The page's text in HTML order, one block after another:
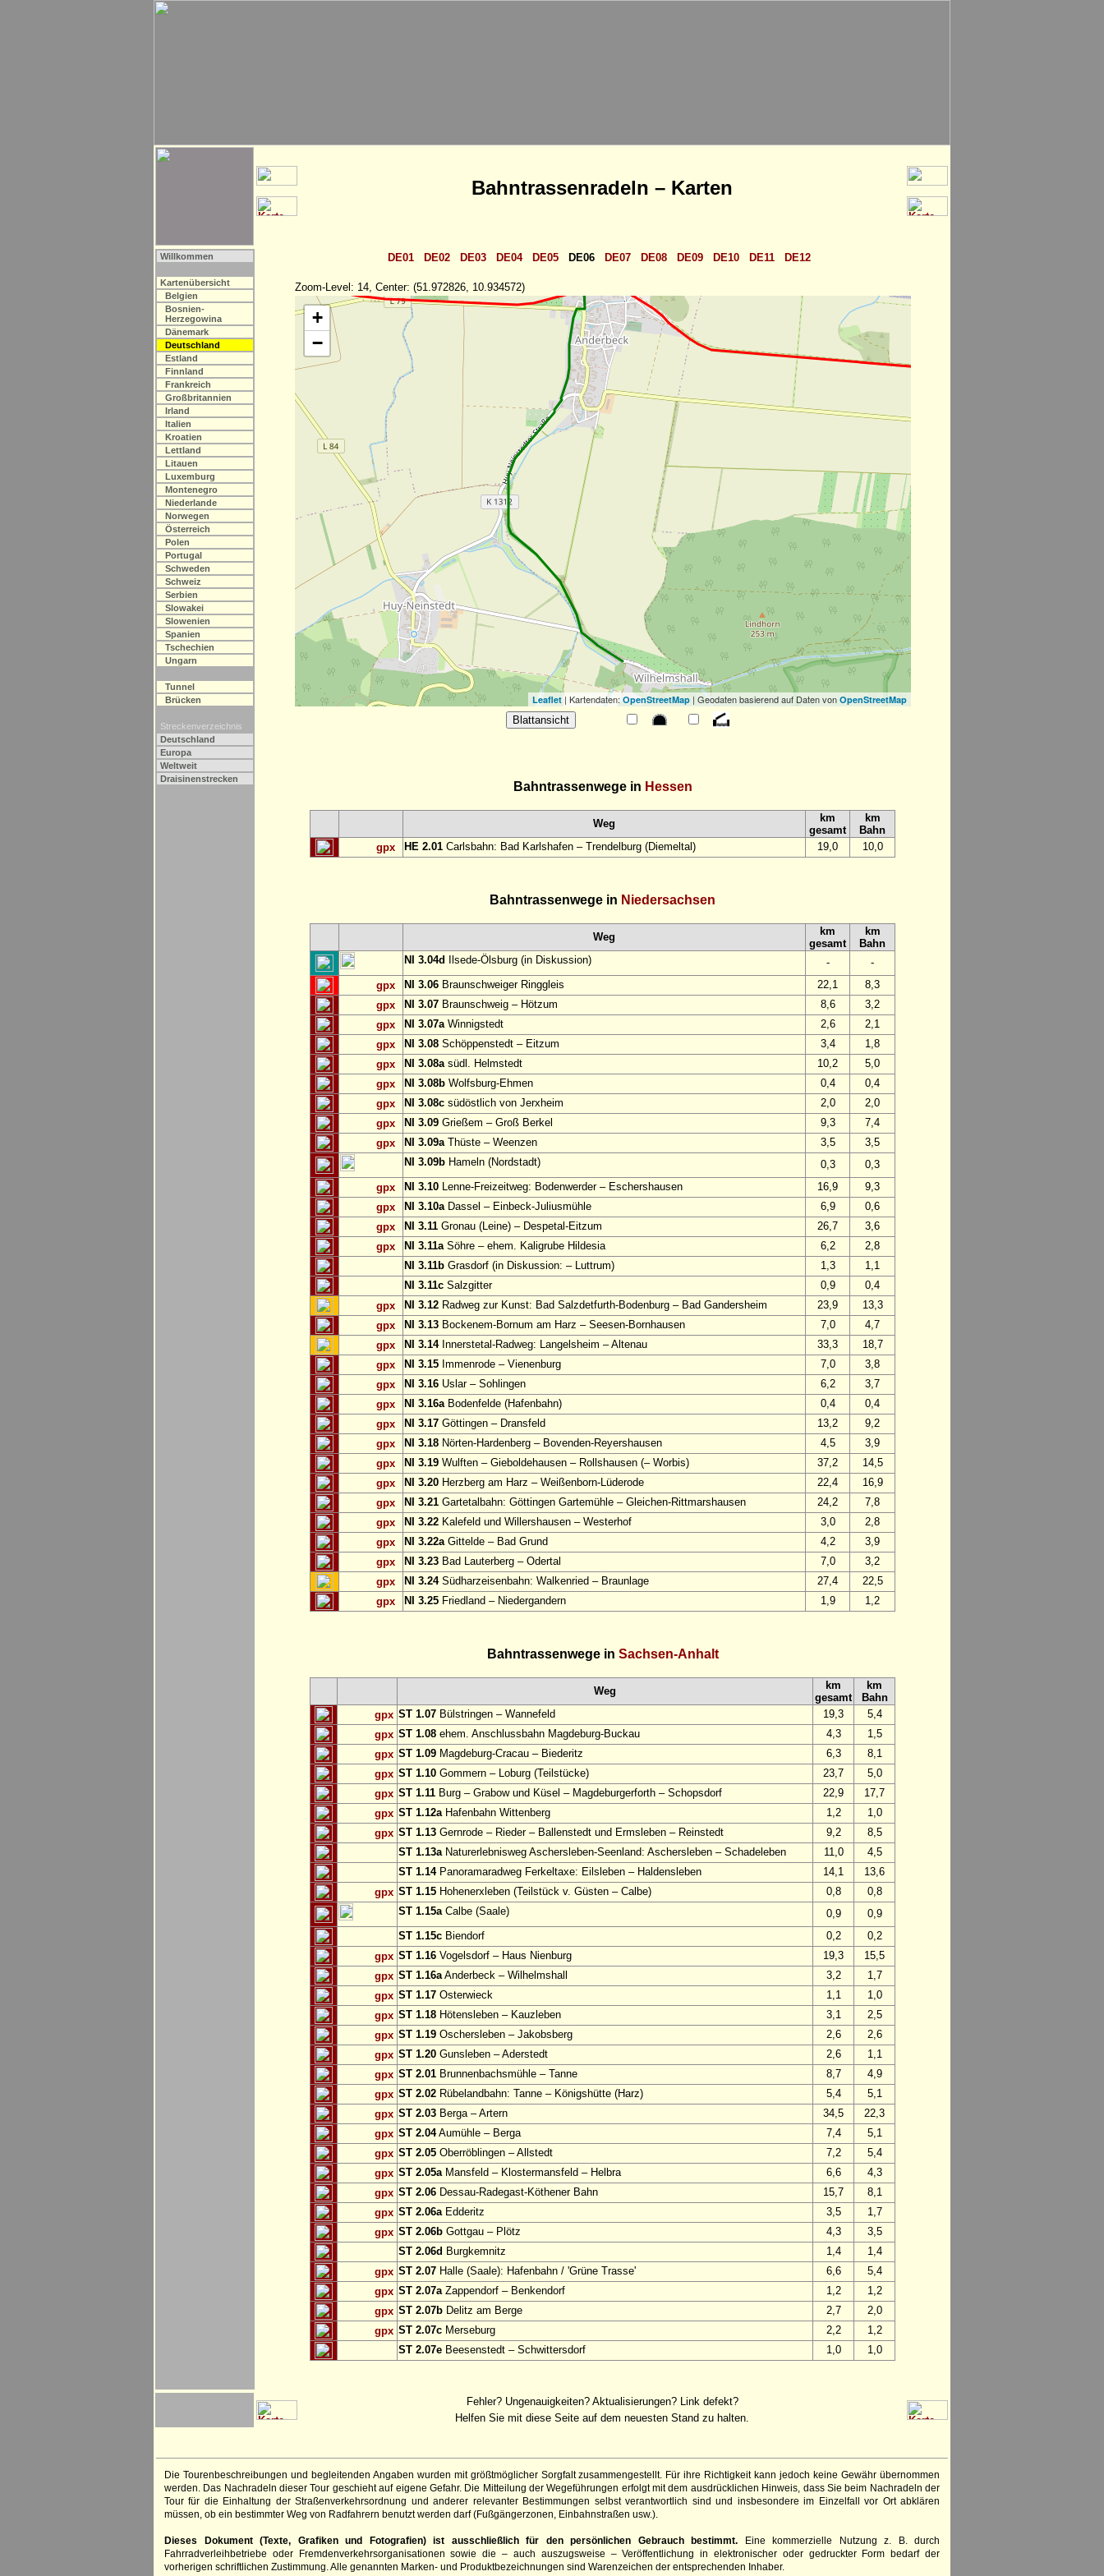
Bahntrassenradeln – Karten
Willkommen
Kartenübersicht
Belgien
Bosnien-
Herzegowina
Dänemark
Deutschland
Estland
Finnland
Frankreich
Großbritannien
Irland
Italien
Kroatien
Lettland
Litauen
Luxemburg
Montenegro
Niederlande
Norwegen
Österreich
Polen
Portugal
Schweden
Schweiz
Serbien
Slowakei
Slowenien
Spanien
Tschechien
Ungarn
Tunnel
Brücken
Streckenverzeichnis
Deutschland
Europa
Weltweit
Draisinenstrecken
DE01 DE02 DE03 DE04 DE05 DE06 DE07 DE08 DE09 DE10 DE11 DE12
Zoom-Level: 14, Center: (51.972826, 10.934572)
+
−
Leaflet| Kartendaten: OpenStreetMap| Geodaten basierend auf Daten von OpenStreetMap
Bahntrassenwege in Hessen
Weg
km
gesamt
km
Bahn
gpx
HE 2.01 Carlsbahn: Bad Karlshafen – Trendelburg (Diemeltal) 19,0 10,0
Bahntrassenwege in Niedersachsen
Weg
km
gesamt
km
Bahn
NI 3.04d
Ilsede-Ölsburg (in Diskussion) -
-
gpx
NI 3.06 Braunschweiger Ringgleis 22,1
8,3
gpx
NI 3.07 Braunschweig – Hötzum 8,6
3,2
gpx
NI 3.07aWinnigstedt 2,6
2,1
gpx
NI 3.08 Schöppenstedt – Eitzum 3,4
1,8
gpx
NI 3.08asüdl. Helmstedt 10,2
5,0
gpx
NI 3.08b Wolfsburg-Ehmen 0,4
0,4
gpx
NI 3.08c südöstlich von Jerxheim 2,0
2,0
gpx
NI 3.09 Grießem – Groß Berkel 9,3
7,4
gpx
NI 3.09aThüste – Weenzen 3,5
3,5
NI 3.09b Hameln (Nordstadt) 0,3
0,3
gpx
NI 3.10 Lenne-Freizeitweg: Bodenwerder – Eschershausen 16,9
9,3
gpx
NI 3.10aDassel – Einbeck-Juliusmühle 6,9
0,6
gpx
NI 3.11 Gronau (Leine) – Despetal-Eitzum 26,7
3,6
gpx
NI 3.11aSöhre – ehem. Kaligrube Hildesia 6,2
2,8
NI 3.11b Grasdorf (in Diskussion: – Luttrum) 1,3
1,1
NI 3.11c Salzgitter 0,9
0,4
gpx
NI 3.12 Radweg zur Kunst: Bad Salzdetfurth-Bodenburg – Bad Gandersheim 23,9
13,3
gpx
NI 3.13 Bockenem-Bornum am Harz – Seesen-Bornhausen 7,0
4,7
gpx
NI 3.14Innerstetal-Radweg: Langelsheim – Altenau 33,3
18,7
gpx
NI 3.15 Immenrode – Vienenburg 7,0
3,8
gpx
NI 3.16 Uslar – Sohlingen 6,2
3,7
gpx
NI 3.16aBodenfelde (Hafenbahn) 0,4
0,4
gpx
NI 3.17 Göttingen – Dransfeld 13,2
9,2
gpx
NI 3.18 Nörten-Hardenberg – Bovenden-Reyershausen 4,5
3,9
gpx
NI 3.19 Wulften – Gieboldehausen – Rollshausen (– Worbis) 37,2
14,5
gpx
NI 3.20 Herzberg am Harz – Weißenborn-Lüderode 22,4
16,9
gpx
NI 3.21 Gartetalbahn: Göttingen Gartemühle – Gleichen-Rittmarshausen 24,2
7,8
gpx
NI 3.22 Kalefeld und Willershausen – Westerhof 3,0
2,8
gpx
NI 3.22aGittelde – Bad Grund 4,2
3,9
gpx
NI 3.23 Bad Lauterberg – Odertal 7,0
3,2
gpx
NI 3.24Südharzeisenbahn: Walkenried – Braunlage 27,4
22,5
gpx
NI 3.25 Friedland – Niedergandern 1,9 1,2
Bahntrassenwege in Sachsen-Anhalt
Weg
km
gesamt
km
Bahn
gpx ST 1.07 Bülstringen – Wannefeld 19,3
5,4
gpx ST 1.08 ehem. Anschlussbahn Magdeburg-Buckau 4,3
1,5
gpx ST 1.09 Magdeburg-Cracau – Biederitz 6,3
8,1
gpx ST 1.10 Gommern – Loburg (Teilstücke) 23,7
5,0
gpx ST 1.11 Burg – Grabow und Küsel – Magdeburgerforth – Schopsdorf 22,9
17,7
gpx ST 1.12aHafenbahn Wittenberg 1,2
1,0
gpx ST 1.13 Gernrode – Rieder – Ballenstedt und Ermsleben – Reinstedt 9,2
8,5
ST 1.13aNaturerlebnisweg Aschersleben-Seenland: Aschersleben – Schadeleben 11,0
4,5
ST 1.14Panoramaradweg Ferkeltaxe: Eilsleben – Haldensleben 14,1
13,6
gpx ST 1.15 Hohenerxleben (Teilstück v. Güsten – Calbe) 0,8
0,8
ST 1.15aCalbe (Saale) 0,9
0,9
ST 1.15c Biendorf 0,2
0,2
gpx ST 1.16 Vogelsdorf – Haus Nienburg 19,3
15,5
gpx ST 1.16aAnderbeck – Wilhelmshall 3,2
1,7
gpx ST 1.17 Osterwieck 1,1
1,0
gpx ST 1.18 Hötensleben – Kauzleben 3,1
2,5
gpx ST 1.19 Oschersleben – Jakobsberg 2,6
2,6
gpx ST 1.20 Gunsleben – Aderstedt 2,6
1,1
gpx ST 2.01 Brunnenbachsmühle – Tanne 8,7
4,9
gpx ST 2.02 Rübelandbahn: Tanne – Königshütte (Harz) 5,4
5,1
gpx ST 2.03 Berga – Artern 34,5
22,3
gpx ST 2.04Aumühle – Berga 7,4
5,1
gpx ST 2.05 Oberröblingen – Allstedt 7,2
5,4
gpx ST 2.05aMansfeld – Klostermansfeld – Helbra 6,6
4,3
gpx ST 2.06 Dessau-Radegast-Köthener Bahn 15,7
8,1
gpx ST 2.06aEdderitz 3,5
1,7
gpx ST 2.06b Gottgau – Plötz 4,3
3,5
ST 2.06d Burgkemnitz 1,4
1,4
gpx ST 2.07 Halle (Saale): Hafenbahn / 'Grüne Trasse' 6,6
5,4
gpx ST 2.07aZappendorf – Benkendorf 1,2
1,2
gpx ST 2.07b Delitz am Berge 2,7
2,0
gpx ST 2.07c Merseburg 2,2
1,2
ST 2.07e Beesenstedt – Schwittersdorf 1,0 1,0
Fehler? Ungenauigkeiten? Aktualisierungen? Link defekt?
Helfen Sie mit diese Seite auf dem neuesten Stand zu halten.
Die Tourenbeschreibungen und begleitenden Angaben wurden mit größtmöglicher Sorgfalt zusammengestellt. Für ihre Richtigkeit kann jedoch keine Gewähr übernommen
werden. Das Nachradeln dieser Tour geschieht auf eigene Gefahr. Die Mitteilung der Wegeführungen erfolgt mit dem ausdrücklichen Hinweis, dass Sie beim Nachradeln der
Tour für die Einhaltung der Straßenverkehrsordnung und anderer relevanter Bestimmungen selbst verantwortlich sind und insbesondere im Einzelfall vor Ort abklären
müssen, ob ein bestimmter Weg von Radfahrern benutzt werden darf (Fußgängerzonen, Einbahnstraßen usw.).
Dieses Dokument (Texte, Grafiken und Fotografien) ist ausschließlich für den persönlichen Gebrauch bestimmt. Eine kommerzielle Nutzung z. B. durch
Fahrradverleihbetriebe oder Fremdenverkehrsorganisationen sowie die – auch auszugsweise – Veröffentlichung in elektronischer oder gedruckter Form bedarf der
vorherigen schriftlichen Zustimmung. Alle genannten Marken- und Produktbezeichnungen sind Warenzeichen der entsprechenden Inhaber.